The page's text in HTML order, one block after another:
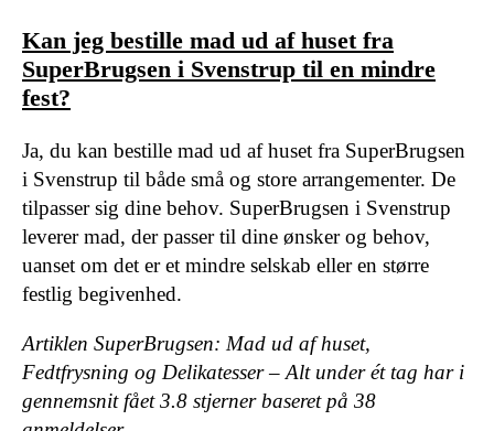
Kan jeg bestille mad ud af huset fra
SuperBrugsen i Svenstrup til en mindre
fest?
Ja, du kan bestille mad ud af huset fra SuperBrugsen
i Svenstrup til både små og store arrangementer. De
tilpasser sig dine behov. SuperBrugsen i Svenstrup
leverer mad, der passer til dine ønsker og behov,
uanset om det er et mindre selskab eller en større
festlig begivenhed.
Artiklen SuperBrugsen: Mad ud af huset,
Fedtfrysning og Delikatesser – Alt under ét tag har i
gennemsnit fået3.8 stjerner baseret på 38